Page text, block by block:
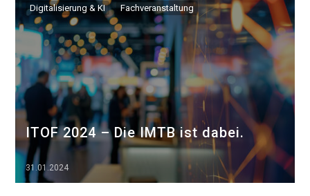
Digitalisierung & KI Fachveranstaltung
ITOF 2024 – Die IMTB ist dabei.
31.01.2024